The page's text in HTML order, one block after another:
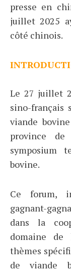
presse en
juillet 2025
côté chinois.
Le 27 juillet
sino-français
viande
province
symposium
bovine.
Ce forum,
gagnant-
dans la
domaine de
thèmes
de viande